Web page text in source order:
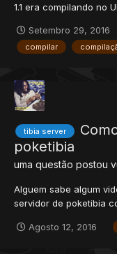
1.1 era compilando no
aqui há um tempo, eu
dúvida, porque já
Setembro 29, 2016
compilar
tibia server
poketibia
uma questão postou
Alguem sabe algum
servidor de poketibia
Agosto 12, 2016